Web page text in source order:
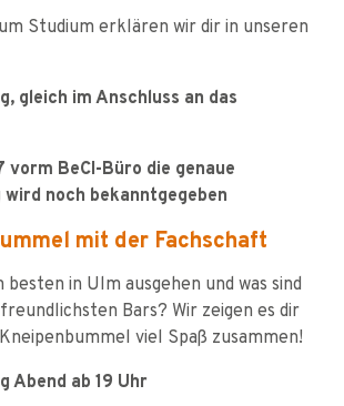
Studium erklären wir dir in unseren
gleich im Anschluss an das
BeCI-Büro die genaue
noch bekanntgegeben
mit der Fachschaft
besten in Ulm ausgehen und was sind
Bars? Wir zeigen es dir
viel Spaß zusammen!
Abend ab 19 Uhr